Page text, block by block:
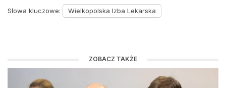
Słowa kluczowe: Wielkopolska Izba Lekarska
ZOBACZ TAKŻE